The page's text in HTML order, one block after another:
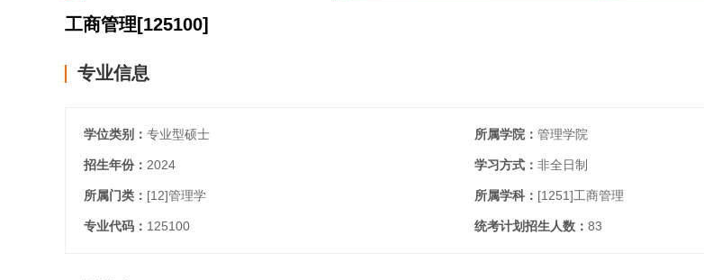
工商管理[125100]
专业信息
学位类别： 专业型硕士 所属学院： 管理学院
招生年份： 2024 学习方式： 非全日制
所属门类： [12]管理学 所属学科： [1251]工商管理
专业代码： 125100 统考计划招生人数： 83